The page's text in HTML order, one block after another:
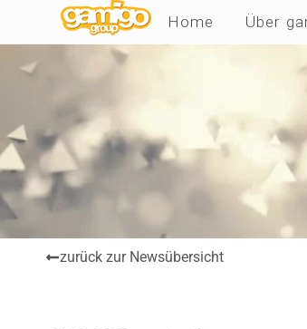
Home Über
zurück zur Newsübersicht